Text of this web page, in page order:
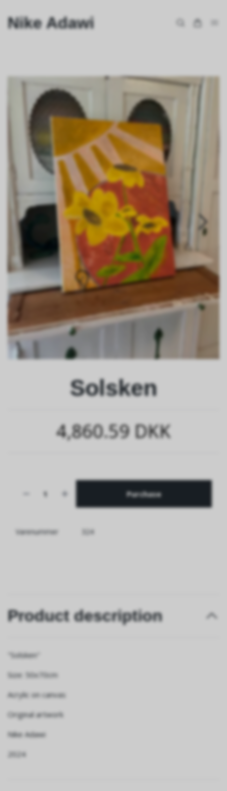
Nike Adawi
Solsken
4,860.59 DKK
Purchase
Varenummer 324
Product description
"Solsken"
Size: 50x70cm
Acrylic on canvas
Original artwork
Nike Adawi
2024